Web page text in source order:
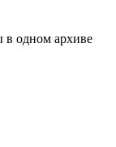
в одном архиве